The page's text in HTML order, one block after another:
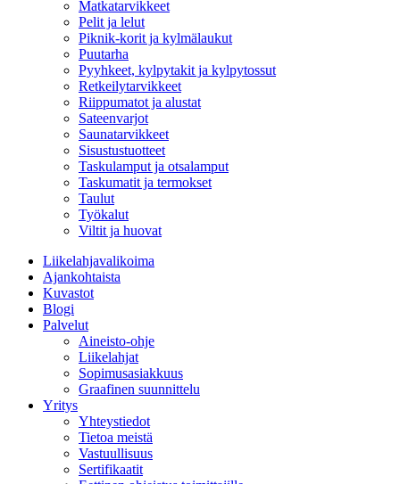
Matkatarvikkeet
Pelit ja lelut
Piknik-korit ja kylmälaukut
Puutarha
Pyyhkeet, kylpytakit ja kylpytossut
Retkeilytarvikkeet
Riippumatot ja alustat
Sateenvarjot
Saunatarvikkeet
Sisustustuotteet
Taskulamput ja otsalamput
Taskumatit ja termokset
Taulut
Työkalut
Viltit ja huovat
Liikelahjavalikoima
Ajankohtaista
Kuvastot
Blogi
Palvelut
Aineisto-ohje
Liikelahjat
Sopimusasiakkuus
Graafinen suunnittelu
Yritys
Yhteystiedot
Tietoa meistä
Vastuullisuus
Sertifikaatit